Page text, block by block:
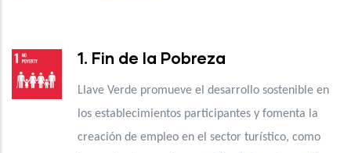
1. Fin de la Pobreza
Llave Verde promueve el desarrollo sostenible en
los establecimientos participantes y fomenta la
creación de empleo en el sector turístico, como